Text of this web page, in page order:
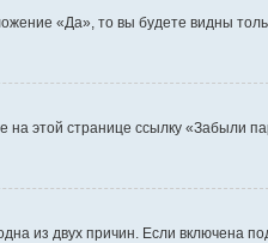
«Да», то вы будете видны
на этой странице ссылку «Забыли
из двух причин. Если включена